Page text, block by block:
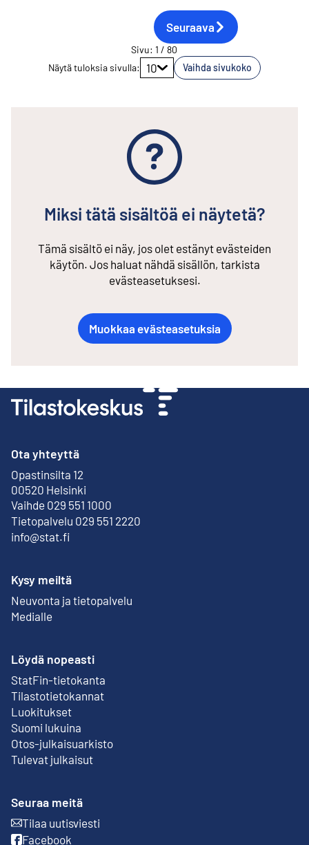
Siirry sivulle
Seuraava
Sivu: 1 /80
Näytä tuloksia sivulla: 10 Vaihda sivukoko
Miksi tätä sisältöä ei näytetä?
Tämä sisältö ei näy, jos olet estänyt evästeiden
käytön. Jos haluat nähdä sisällön, tarkista
evästeasetuksesi.
Muokkaa evästeasetuksia
Ota yhteyttä
Opastinsilta 12
00520 Helsinki
Ulkoinen linkki
Vaihde 029 551 1000
Tietopalvelu 029 551 2220
info@stat.fi
Kysy meiltä
Neuvonta ja tietopalvelu
Medialle
Löydä nopeasti
StatFin-tietokanta
Ulkoinen linkki
Tilastotietokannat
Luokitukset
Suomi lukuina
Otos-julkaisuarkisto
Ulkoinen linkki
Tulevat julkaisut
Seuraa meitä
Tilaa uutisviesti
Ulkoinen linkki
Facebook